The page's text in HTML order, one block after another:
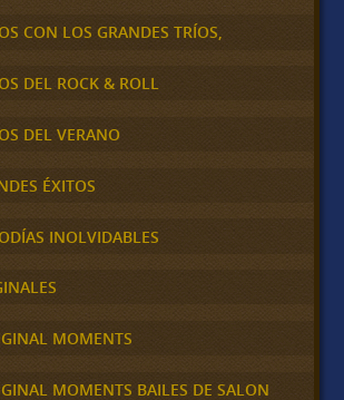
CON LOS GRANDES TRÍOS,
DEL ROCK & ROLL
DEL VERANO
ÉXITOS
INOLVIDABLES
MOMENTS
MOMENTS BAILES DE SALON